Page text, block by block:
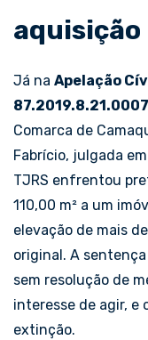
aquisição
Já na Apelação
87.2019.8.21.0007
Comarca de
Fabrício, julgada
TJRS enfrentou
110,00 m² a um
elevação de mais
original. A
sem resolução de
interesse de agir, e
extinção.